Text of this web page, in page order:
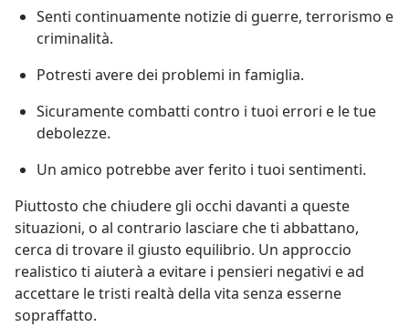
Senti continuamente notizie di guerre, terrorismo e
criminalità.
Potresti avere dei problemi in famiglia.
Sicuramente combatti contro i tuoi errori e le tue
debolezze.
Un amico potrebbe aver ferito i tuoi sentimenti.
Piuttosto che chiudere gli occhi davanti a queste
situazioni, o al contrario lasciare che ti abbattano,
cerca di trovare il giusto equilibrio. Un approccio
realistico ti aiuterà a evitare i pensieri negativi e ad
accettare le tristi realtà della vita senza esserne
sopraffatto.